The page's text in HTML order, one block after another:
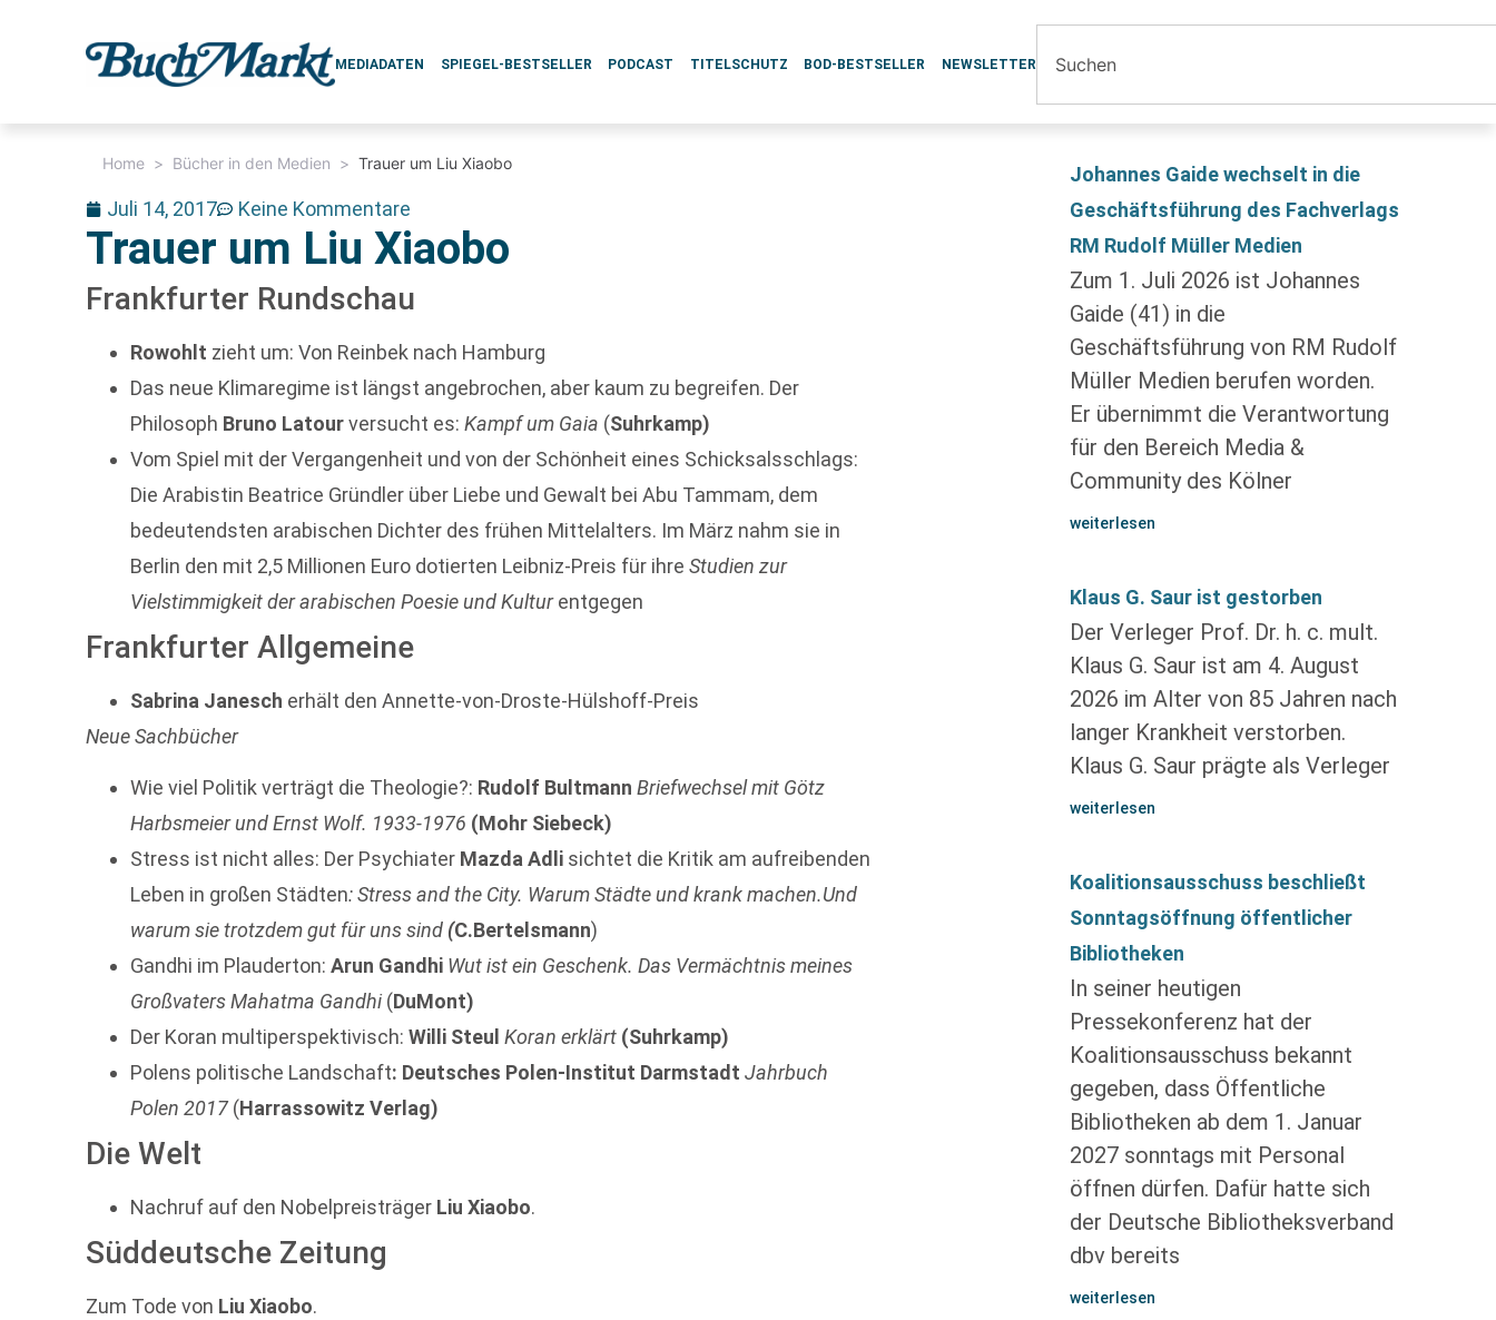
MEDIADATEN SPIEGEL-BESTSELLER PODCAST TITELSCHUTZ BOD-BESTSELLER NEWSLETTER
Home > Bücher in den Medien > Trauer um Liu Xiaobo
Juli 14, 2017 Keine Kommentare
Trauer um Liu Xiaobo
Frankfurter Rundschau
Rowohlt zieht um: Von Reinbek nach Hamburg
Das neue Klimaregime ist längst angebrochen, aber kaum zu begreifen. Der
Philosoph Bruno Latourversucht es:Kampf um Gaia (Suhrkamp)
Vom Spiel mit der Vergangenheit und von der Schönheit eines Schicksalsschlags:
Die Arabistin Beatrice Gründler über Liebe und Gewalt bei Abu Tammam, dem
bedeutendsten arabischen Dichter des frühen Mittelalters. Im März nahm sie in
Berlin den mit 2,5 Millionen Euro dotierten Leibniz-Preis für ihreStudien zur
Vielstimmigkeit der arabischen Poesie und Kulturentgegen
Frankfurter Allgemeine
Sabrina Janesch erhält den Annette-von-Droste-Hülshoff-Preis
Neue Sachbücher
Wie viel Politik verträgt die Theologie?: Rudolf Bultmann Briefwechsel mit Götz
Harbsmeier und Ernst Wolf. 1933-1976 (Mohr Siebeck)
Stress ist nicht alles: Der Psychiater Mazda Adli sichtet die Kritik am aufreibenden
Leben in großen Städten: Stress and the City. Warum Städte und krank machen.Und
warum sie trotzdem gut für uns sind (C.Bertelsmann)
Gandhi im Plauderton:Arun Gandhi Wut ist ein Geschenk. Das Vermächtnis meines
Großvaters Mahatma Gandhi(DuMont)
Der Koran multiperspektivisch:Willi Steul Koran erklärt (Suhrkamp)
Polens politische Landschaft: Deutsches Polen-Institut Darmstadt Jahrbuch
Polen 2017(Harrassowitz Verlag)
Die Welt
Nachruf auf den Nobelpreisträger Liu Xiaobo.
Süddeutsche Zeitung
Zum Tode von Liu Xiaobo.
Johannes Gaide wechselt in die
Geschäftsführung des Fachverlags
RM Rudolf Müller Medien
Zum 1. Juli 2026 ist Johannes
Gaide (41) in die
Geschäftsführung von RM Rudolf
Müller Medien berufen worden.
Er übernimmt die Verantwortung
für den Bereich Media &
Community des Kölner
weiterlesen
Klaus G. Saur ist gestorben
Der Verleger Prof. Dr. h. c. mult.
Klaus G. Saur ist am 4. August
2026 im Alter von 85 Jahren nach
langer Krankheit verstorben.
Klaus G. Saur prägte als Verleger
weiterlesen
Koalitionsausschuss beschließt
Sonntagsöffnung öffentlicher
Bibliotheken
In seiner heutigen
Pressekonferenz hat der
Koalitionsausschuss bekannt
gegeben, dass Öffentliche
Bibliotheken ab dem 1. Januar
2027 sonntags mit Personal
öffnen dürfen. Dafür hatte sich
der Deutsche Bibliotheksverband
dbv bereits
weiterlesen